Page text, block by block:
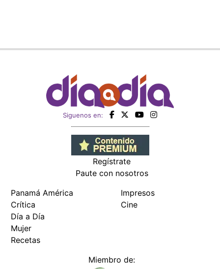
Siguenos en:
Regístrate
Paute con nosotros
Panamá América
Crítica
Día a Día
Mujer
Recetas
Impresos
Cine
Miembro de: